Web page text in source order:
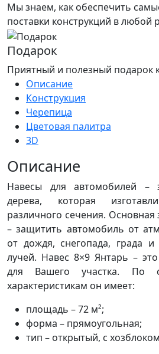
Мы знаем, как обеспечить
поставки конструкций в любой
Подарок
Приятный и полезный подарок
Описание
Конструкция
Черепица
Цветовая палитра
3D
Описание
Навесы для автомобилей –
дерева, которая
различного сечения. Основная
– защитить автомобиль от
от дождя, снегопада, града
лучей. Навес 8×9 Янтарь –
для Вашего участка. По
характеристикам он имеет:
площадь – 72 м²;
форма – прямоугольная;
тип – открытый, с